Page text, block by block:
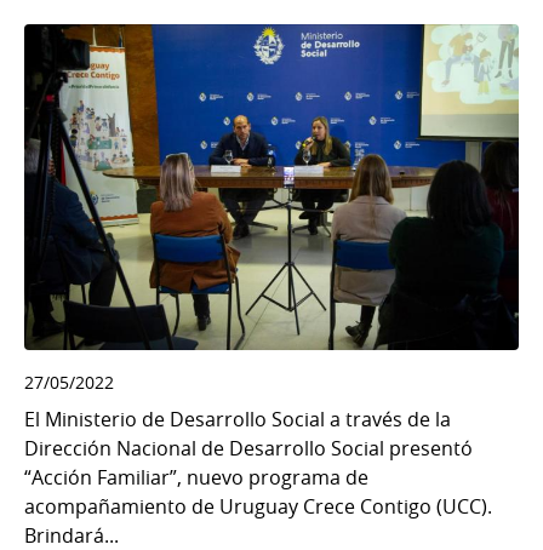
27/05/2022
El Ministerio de Desarrollo Social a través de la
Dirección Nacional de Desarrollo Social presentó
“Acción Familiar”, nuevo programa de
acompañamiento de Uruguay Crece Contigo (UCC).
Brindará...